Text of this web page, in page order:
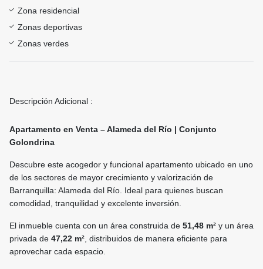
Zona residencial
Zonas deportivas
Zonas verdes
Descripción Adicional :
Apartamento en Venta – Alameda del Río | Conjunto
Golondrina
Descubre este acogedor y funcional apartamento ubicado en uno
de los sectores de mayor crecimiento y valorización de
Barranquilla: Alameda del Río. Ideal para quienes buscan
comodidad, tranquilidad y excelente inversión.
El inmueble cuenta con un área construida de 51,48 m² y un área
privada de 47,22 m² , distribuidos de manera eficiente para
aprovechar cada espacio.